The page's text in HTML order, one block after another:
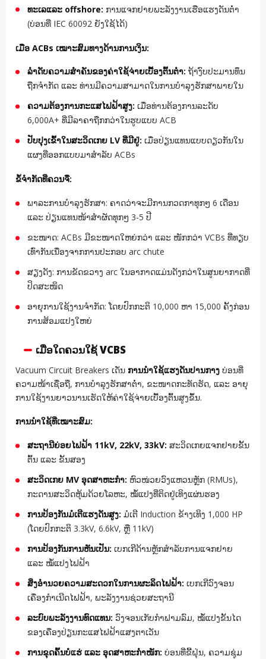
ທະ​ເລ​ແລະ offshore: ການແຈກຢາຍພະລັງງານເຮືອແຮງດັນຕ່ຳ
(ບ່ອນທີ່ IEC 60092 ຍັງໃຊ້ໄດ້)
ເມື່ອ ACBs ເໝາະສົມທາງດ້ານການເງິນ:
ລຳດັບຄວາມສຳຄັນຂອງຄ່າໃຊ້ຈ່າຍເບື້ອງຕົ້ນຕໍ່າ: ຖ້າງົບປະມານທຶນ
ຖືກຈຳກັດ ແລະ ທ່ານມີຄວາມສາມາດໃນການບຳລຸງຮັກສາພາຍໃນ
ຄວາມຕ້ອງການກະແສໄຟຟ້າສູງ: ເມື່ອທ່ານຕ້ອງການລະດັບ
6,000A+ ທີ່ມີລາຄາຖືກກວ່າໃນຮູບແບບ ACB
ປັບປຸງເຂົ້າໃນສະວິດເກຍ LV ທີ່ມີຢູ່: ເມື່ອປ່ຽນແທນແບບດຽວກັນໃນ
ແຜງທີ່ອອກແບບມາສຳລັບ ACBs
ຂໍ້ຈຳກັດທີ່ຄວນຈື່:
ພາລະການບຳລຸງຮັກສາ: ຄາດວ່າຈະມີການກວດກາທຸກໆ 6 ເດືອນ
ແລະ ປ່ຽນແທນໜ້າສຳຜັດທຸກໆ 3-5 ປີ
ຂະໜາດ: ACBs ມີຂະໜາດໃຫຍ່ກວ່າ ແລະ ໜັກກວ່າ VCBs ທີ່ທຽບ
ເທົ່າກັນເນື່ອງຈາກການປະກອບ arc chute
ສຽງດັງ: ການຂັດຂວາງ arc ໃນອາກາດແມ່ນດັງກວ່າໃນສູນຍາກາດທີ່
ປິດສະໜິດ
ອາຍຸການໃຊ້ງານຈຳກັດ: ໂດຍປົກກະຕິ 10,000 ຫາ 15,000 ຄັ້ງກ່ອນ
ການສ້ອມແປງໃຫຍ່
ເມື່ອໃດຄວນໃຊ້ VCBS
Vacuum Circuit Breakers ເດັ່ນ ການນຳໃຊ້ແຮງດັນປານກາງ ບ່ອນທີ່
ຄວາມໜ້າເຊື່ອຖື, ການບຳລຸງຮັກສາຕ່ຳ, ຂະໜາດກະທັດຮັດ, ແລະ ອາຍຸ
ການໃຊ້ງານຍາວນານເຮັດໃຫ້ຄ່າໃຊ້ຈ່າຍເບື້ອງຕົ້ນສູງຂຶ້ນ.
ການນຳໃຊ້ທີ່ເໝາະສົມ:
ສະຖານີຍ່ອຍໄຟຟ້າ 11kV, 22kV, 33kV: ສະວິດເກຍແຈກຢາຍຂັ້ນ
ຕົ້ນ ແລະ ຂັ້ນສອງ
ສະວິດເກຍ MV ອຸດສາຫະກຳ: ຫົວໜ່ວຍວົງແຫວນຫຼັກ (RMUs),
ກະດານສະວິດຫຸ້ມດ້ວຍໂລຫະ, ໝໍ້ແປງທີ່ຕິດຢູ່ເທິງແຜ່ນຮອງ
ການປ້ອງກັນມໍເຕີແຮງດັນສູງ: ມໍເຕີ Induction ຂ້າງເທິງ 1,000 HP
(ໂດຍປົກກະຕິ 3.3kV, 6.6kV, ຫຼື 11kV)
ການປ້ອງກັນການຫັນເປັນ: ເບກເກີດ້ານຫຼັກສຳລັບການແຈກຢາຍ
ແລະ ໝໍ້ແປງໄຟຟ້າ
ສິ່ງອຳນວຍຄວາມສະດວກໃນການຜະລິດໄຟຟ້າ: ເບກເກີວົງຈອນ
ເຄື່ອງກຳເນີດໄຟຟ້າ, ພະລັງງານຊ່ວຍສະຖານີ
ລະບົບພະລັງງານທົດແທນ: ວົງຈອນເກັບກຳຟາມລົມ, ໝໍ້ແປງຂັ້ນໄດ
ຂອງເຄື່ອງປ່ຽນກະແສໄຟຟ້າແສງຕາເວັນ
ການຂຸດຄົ້ນບໍ່ແຮ່ ແລະ ອຸດສາຫະກຳໜັກ: ບ່ອນທີ່ຂີ້ຝຸ່ນ, ຄວາມຊຸ່ມ